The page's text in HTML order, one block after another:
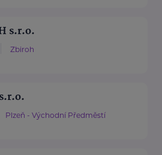
s.r.o.
Zbiroh
Plzeň - Východní Předměstí